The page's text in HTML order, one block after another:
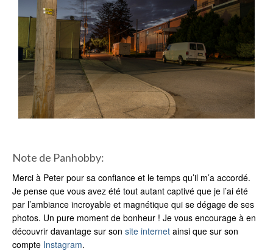
Note de Panhobby:
Merci à Peter pour sa confiance et le temps qu’il m’a accordé.
Je pense que vous avez été tout autant captivé que je l’ai été
par l’ambiance incroyable et magnétique qui se dégage de ses
photos. Un pure moment de bonheur ! Je vous encourage à en
découvrir davantage sur son site internet ainsi que sur son
compte Instagram.